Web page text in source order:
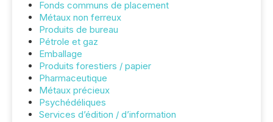
Fonds communs de placement
Métaux non ferreux
Produits de bureau
Pétrole et gaz
Emballage
Produits forestiers / papier
Pharmaceutique
Métaux précieux
Psychédéliques
Services d’édition / d’information